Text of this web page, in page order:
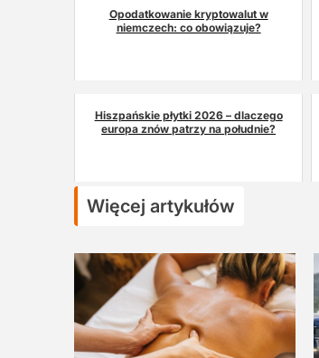
Opodatkowanie kryptowalut w
niemczech: co obowiązuje?
Hiszpańskie płytki 2026 – dlaczego
europa znów patrzy na południe?
Więcej artykułów